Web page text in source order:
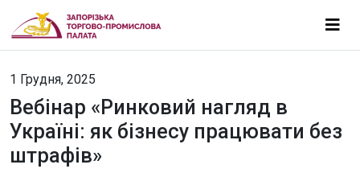
1 Грудня, 2025
Вебінар «Ринковий нагляд в
Україні: як бізнесу працювати без
штрафів»